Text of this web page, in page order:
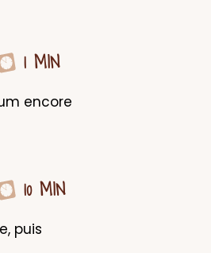
1 MIN
encore
10 MIN
puis